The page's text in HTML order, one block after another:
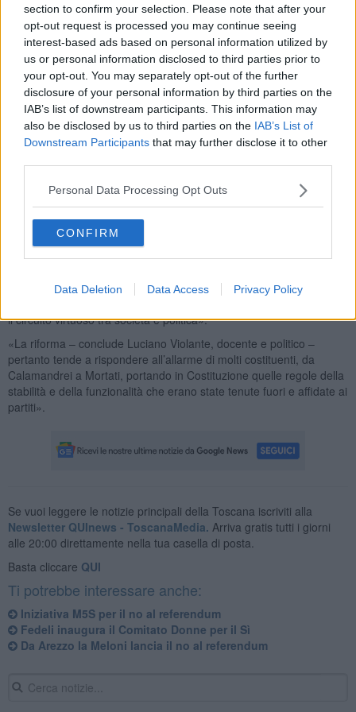
section to confirm your selection. Please note that after your
opt-out request is processed you may continue seeing
interest-based ads based on personal information utilized by
us or personal information disclosed to third parties prior to
your opt-out. You may separately opt-out of the further
disclosure of your personal information by third parties on the
IAB’s list of downstream participants. This information may
also be disclosed by us to third parties on the IAB’s List of
Downstream Participants that may further disclose it to other
Personal Data Processing Opt Outs
CONFIRM
Data Deletion Data Access Privacy Policy
alcuni moderni diritti di partecipazione dei cittadini. L’instabilità,
dodici governi negli ultimi venti anni, verrà finalmente superata?
Cesserà il dominio del Governo sul Parlamento con la sequenza
decreti legge-maxiemendamenti-fiducia? Le grandi infrastrutture
strategiche saranno finalmente decise a livello centrale? Si
potranno riattivare forme di partecipazione dei cittadini alle
decisioni politiche?».
Violante – Poiché una delle grandi difficoltà delle democrazie
occidentali è costituita dalla estraneità dei cittadini alla politica,
dovrebbe essere particolarmente sottolineata quella parte della
riforma che riconosce il diritto dei cittadini al referendum propositivo
e a vedere prese in esame entro un determinato termine le
cestino. Si tratta di novità che, insieme a una nuova legge elettorale
il circuito virtuoso tra società e politica».
«La riforma – conclude Luciano Violante, docente e politico –
pertanto tende a rispondere all’allarme di molti costituenti, da
Calamandrei a Mortati, portando in Costituzione quelle regole della
stabilità e della funzionalità che erano state tenute fuori e affidate ai
partiti».
Se vuoi leggere le notizie principali della Toscana iscriviti alla
Newsletter QUInews - ToscanaMedia. Arriva gratis tutti i giorni
alle 20:00 direttamente nella tua casella di posta.
Basta cliccare QUI
Ti potrebbe interessare anche:
Iniziativa M5S per il no al referendum
Fedeli inaugura il Comitato Donne per il Sì
Da Arezzo la Meloni lancia il no al referendum